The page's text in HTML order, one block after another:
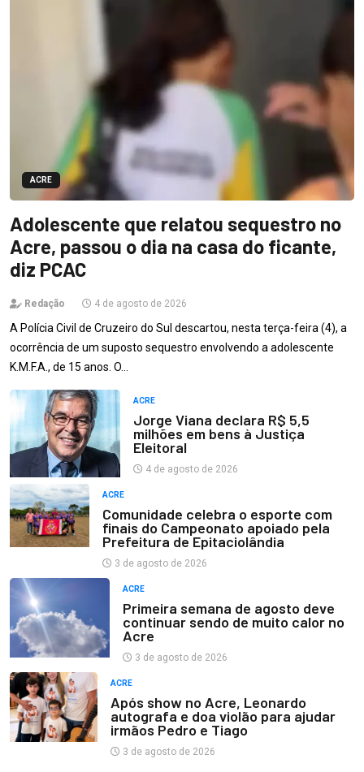
ACRE
Adolescente que relatou sequestro no
Acre, passou o dia na casa do ficante,
diz PCAC
Redação 4 de agosto de 2026
A Polícia Civil de Cruzeiro do Sul descartou, nesta terça-feira (4), a
ocorrência de um suposto sequestro envolvendo a adolescente
K.M.F.A., de 15 anos. O…
ACRE
Jorge Viana declara R$ 5,5
milhões em bens à Justiça
Eleitoral
4 de agosto de 2026
ACRE
Comunidade celebra o esporte com
finais do Campeonato apoiado pela
Prefeitura de Epitaciolândia
3 de agosto de 2026
ACRE
Primeira semana de agosto deve
continuar sendo de muito calor no
Acre
3 de agosto de 2026
ACRE
Após show no Acre, Leonardo
autografa e doa violão para ajudar
irmãos Pedro e Tiago
3 de agosto de 2026